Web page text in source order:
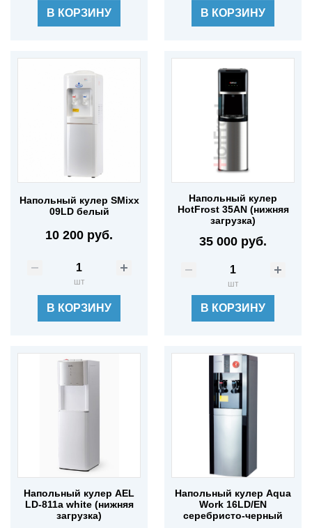
В КОРЗИНУ В КОРЗИНУ
Напольный кулер SMixx
09LD белый
10 200 руб.
шт
В КОРЗИНУ
Напольный кулер
HotFrost 35AN (нижняя
загрузка)
35 000 руб.
шт
В КОРЗИНУ
Напольный кулер AEL
LD-811a white (нижняя
загрузка)
Напольный кулер Aqua
Work 16LD/EN
серебристо-черный